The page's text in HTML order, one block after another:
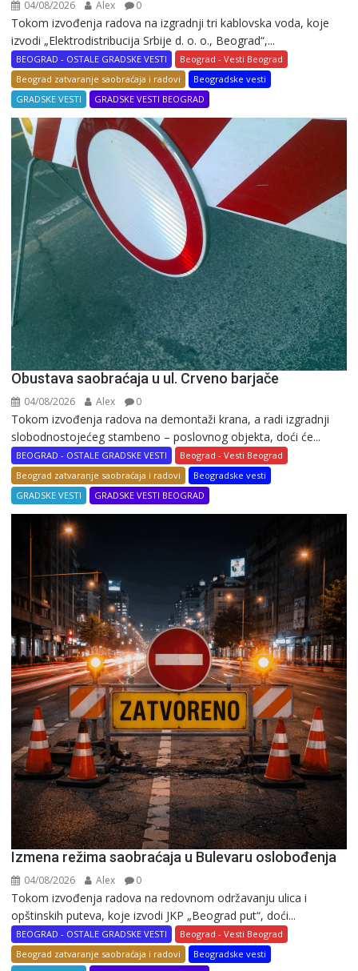
04/08/2026 Alex 0
Tokom izvođenja radova na izgradnji tri kablovska voda, koje
izvodi „Elektrodistribucija Srbije d. o. o., Beograd“,...
BEOGRAD - OSTALE GRADSKE VESTI
Beograd - Vesti Beograd
Beograd zatvaranje saobraćaja i radovi
Beogradske vesti
GRADSKE VESTI
GRADSKE VESTI BEOGRAD
Obustava saobraćaja u ul. Crveno barjače
04/08/2026 Alex 0
Tokom izvođenja radova na demontaži krana, a radi izgradnji
slobodnostojećeg stambeno – poslovnog objekta, doći će...
BEOGRAD - OSTALE GRADSKE VESTI
Beograd - Vesti Beograd
Beograd zatvaranje saobraćaja i radovi
Beogradske vesti
GRADSKE VESTI
GRADSKE VESTI BEOGRAD
Izmena režima saobraćaja u Bulevaru oslobođenja
04/08/2026 Alex 0
Tokom izvođenja radova na redovnom održavanju ulica i
opštinskih puteva, koje izvodi JKP „Beograd put“, doći...
BEOGRAD - OSTALE GRADSKE VESTI
Beograd - Vesti Beograd
Beograd zatvaranje saobraćaja i radovi
Beogradske vesti